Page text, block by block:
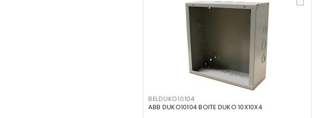
BELDUKO10104
ABB DUKO10104 BOITE DUKO 10X10X4